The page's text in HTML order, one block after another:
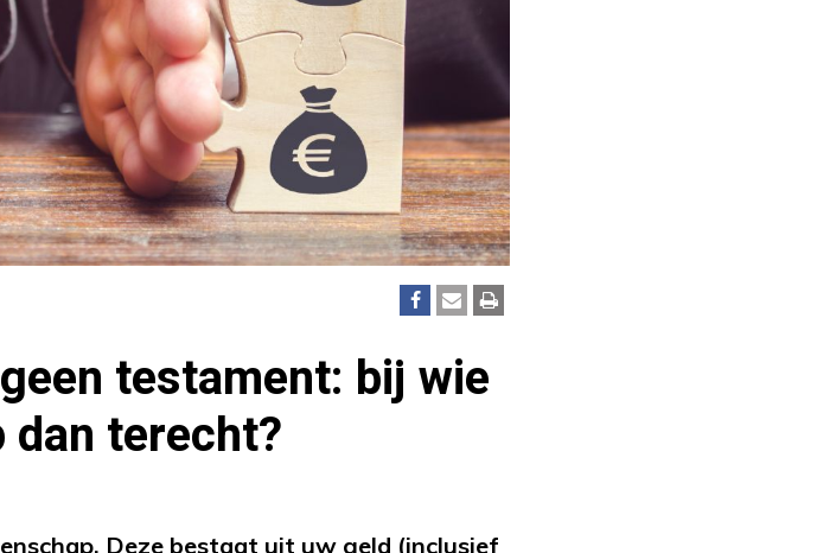
testament: bij wie
terecht?
Deze bestaat uit uw geld (inclusief